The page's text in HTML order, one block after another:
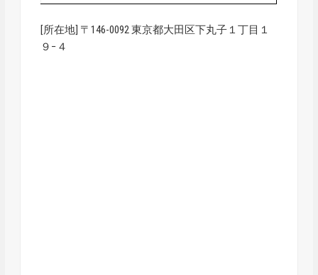
[所在地] 〒146-0092 東京都大田区下丸子１丁目１
９−４